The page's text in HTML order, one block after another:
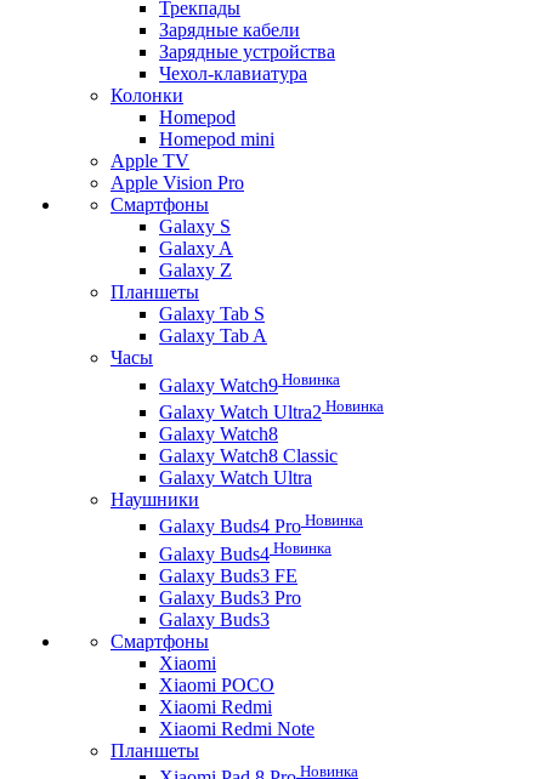
Трекпады
Зарядные кабели
Зарядные устройства
Чехол-клавиатура
Колонки
Homepod
Homepod mini
Apple TV
Apple Vision Pro
Смартфоны
Galaxy S
Galaxy A
Galaxy Z
Планшеты
Galaxy Tab S
Galaxy Tab A
Часы
Galaxy Watch9 Новинка
Galaxy Watch Ultra2 Новинка
Galaxy Watch8
Galaxy Watch8 Classic
Galaxy Watch Ultra
Наушники
Galaxy Buds4 Pro Новинка
Galaxy Buds4 Новинка
Galaxy Buds3 FE
Galaxy Buds3 Pro
Galaxy Buds3
Смартфоны
Xiaomi
Xiaomi POCO
Xiaomi Redmi
Xiaomi Redmi Note
Планшеты
Новинка